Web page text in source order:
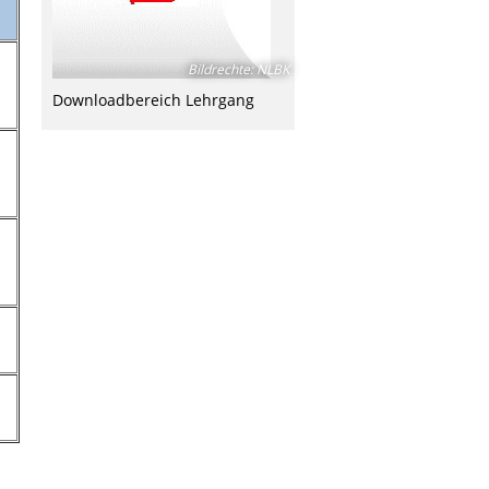
Bildrechte:NLBK
Downloadbereich Lehrgang